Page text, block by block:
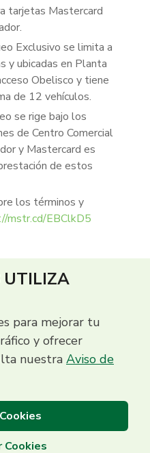
tarjetas Mastercard
Exclusivo se limita a
y ubicadas en Planta
Obelisco y tiene
de 12 vehículos.
se rige bajo los
de Centro Comercial
y Mastercard es
de estos
los términos y
mstr.cd/EBClkD5
UTILIZA
para mejorar tu
y ofrecer
nuestra Aviso de
Cookies